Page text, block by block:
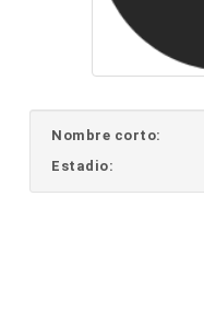
Nombre corto:
Estadio: